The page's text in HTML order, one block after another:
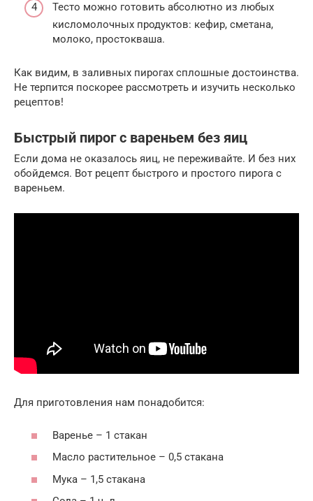
Тесто можно готовить абсолютно из любых
кисломолочных продуктов: кефир, сметана,
молоко, простокваша.
Как видим, в заливных пирогах сплошные достоинства.
Не терпится поскорее рассмотреть и изучить несколько
рецептов!
Быстрый пирог с вареньем без яиц
Если дома не оказалось яиц, не переживайте. И без них
обойдемся. Вот рецепт быстрого и простого пирога с
вареньем.
Для приготовления нам понадобится:
Варенье – 1 стакан
Масло растительное – 0,5 стакана
Мука – 1,5 стакана